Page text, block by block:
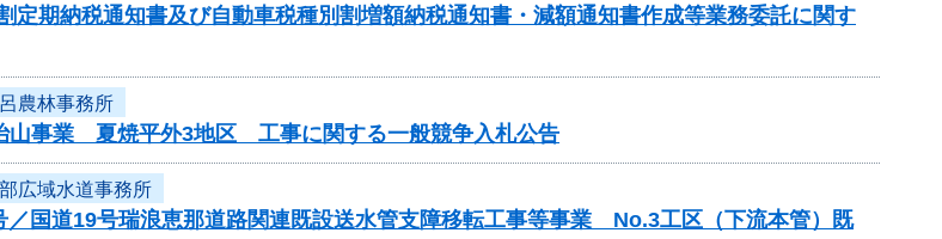
定期納税通知書及び自動車税種別割増額納税通知書・減額通知書作成等業務委託に関す
農林事務所
山事業 夏焼平外3地区 工事に関する一般競争入札公告
広域水道事務所
／国道19号瑞浪恵那道路関連既設送水管支障移転工事等事業 No.3工区（下流本管）既